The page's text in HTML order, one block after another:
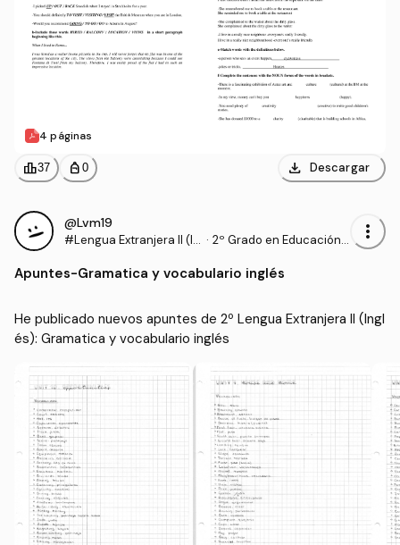
4 páginas
leaderboard37 personal_bag 0 download Descargar
@Lvm19
#Lengua Extranjera II (In · 2º Grado en Educación P
more_vert
Apuntes-Gramatica y vocabulario inglés
He publicado nuevos apuntes de 2º Lengua Extranjera II (Ingl
és): Gramatica y vocabulario inglés